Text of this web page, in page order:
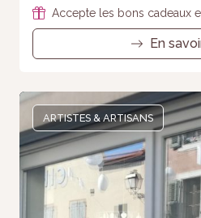
Accepte les bons cadeaux
En
ARTISTES & ARTISANS